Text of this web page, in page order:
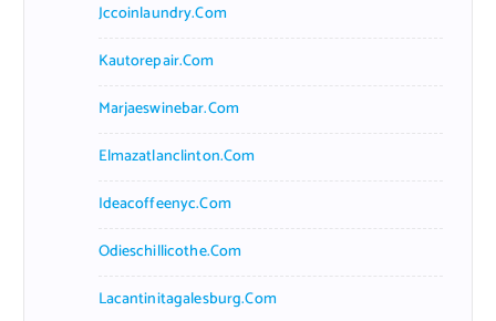
Jccoinlaundry.com
Kautorepair.com
Marjaeswinebar.com
Elmazatlanclinton.com
Ideacoffeenyc.com
Odieschillicothe.com
Lacantinitagalesburg.com